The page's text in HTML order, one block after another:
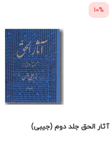
10%
آثار الحق جلد دوم (جیبی)